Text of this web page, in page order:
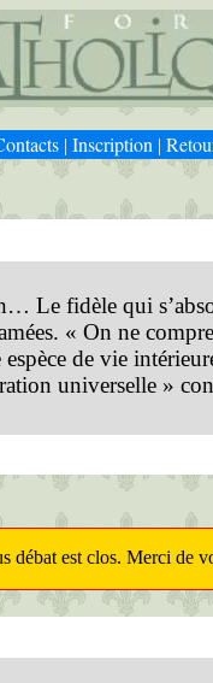
| Inscription |
Le fidèle qui
« On ne
de vie
universelle »
débat est clos. Merci de